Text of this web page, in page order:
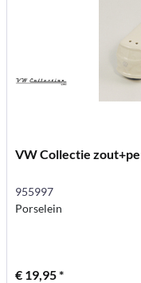
VW Collectie
955997
Porselein
€ 19,95 *